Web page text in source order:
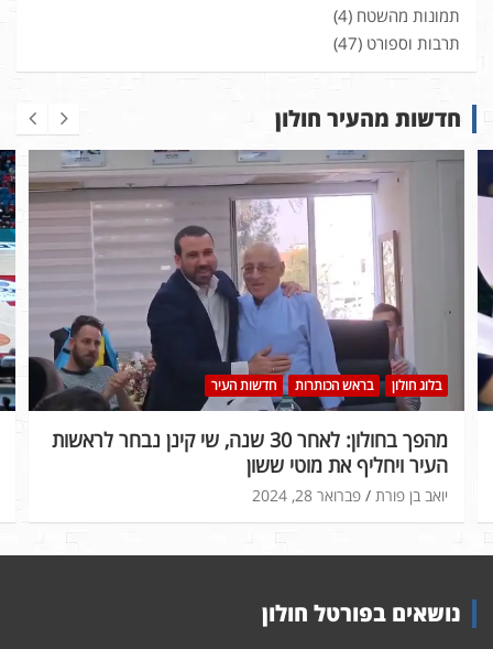
תמונות מהשטח (4)
תרבות וספורט (47)
חדשות מהעיר חולון
בלוג חולון בראש הכותרות חדשות העיר
מהפך בחולון: לאחר 30 שנה, שי קינן נבחר לראשות
העיר ויחליף את מוטי ששון
פברואר 28, 2024 יואב בן פורת
נושאים בפורטל חולון